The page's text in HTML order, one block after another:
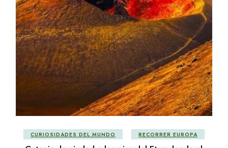
CURIOSIDADES DEL MUNDO RECORRER EUROPA